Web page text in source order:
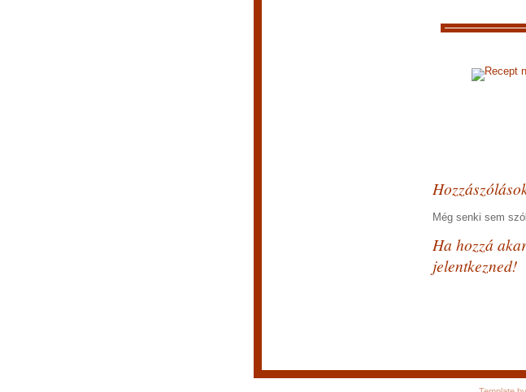
Recept
Még senki sem
Ha hozzá
jelentkezned!